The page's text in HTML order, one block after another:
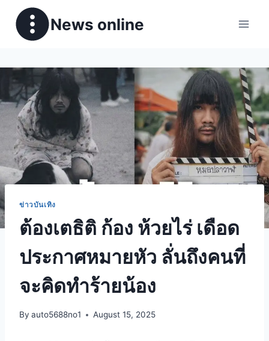
News online
ข่าวบันเทิง
ต้องเตธิติ ก้อง ห้วยไร่ เดือด
ประกาศหมายหัว ลั่นถึงคนที่
จะคิดทำร้ายน้อง
By auto5688no1 August 15, 2025